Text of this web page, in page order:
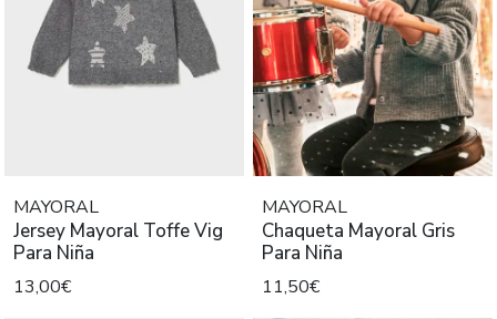
MAYORAL
Jersey Mayoral Toffe Vig
Para Niña
13,00€
MAYORAL
Chaqueta Mayoral Gris
Para Niña
11,50€